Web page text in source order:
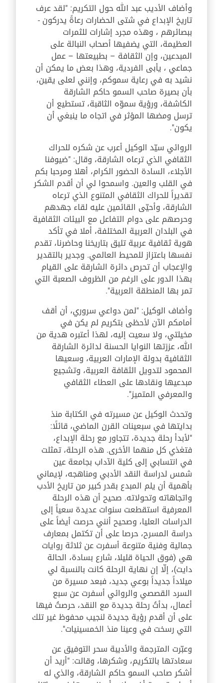
وأضاف الأديب عبد الله حول التكريم: "لقد عرف
تاريخ الإبداع في شتى الحضارات رعاةً يدركون -
ببصائرهم ، وهذه مجرد إشارات للثمرات
العظيمة، التي يضفيها أصحاب النبالة على
المبدعين، وإن الثقافة – بطبيعتها – عمل
جماعي ، يأبى الفردية، وهذا بعض ما يمكن أن
نشيد به في رعاية سموكم، وإنني لعلى يقين،
بأن بصيرة صاحب السمو حاكم الشارقة
الكاشفة، ورؤية سموّه الثاقبة، تستطيع أن
ترسل ومضها المؤثر في اتجاه ما ينبغي أن
يكون".
الروائي سيّد الوكيل أعرب عن شكره للحراك
الثقافي الذي ترعاه الشارقة، وقال: "ضيوفنا
الأجلاء، السادة الحضور الكرام، أهلا ومرحبا بكم
في القلب والعين. واسمحوا لي أن أقدم الشكر
تقديراً للحراك الثقافي المتنوع الذي ترعاه
الشارقة، وأحيّى القائمين عليه لقاء جهدهم
وحرصهم على دوام التفاعل مع البيئات الثقافية
في البلدان العربية المختلفة، أملا في تأكد
هوية ثقافية عربية تليق بتاريخنا وحاضرنا، تقدم
نفسها باعتزاز للمحيط العالمي. وجدير بالتقدير
والإعجاب أن تحرص دائرة الشارقة على القيام
بهذا الدور على الرغم من الظروف الصعبة التي
تمر بها المنطقة العربية".
وأضاف الوكيل: "لمن دواعي سروري، أن أقف
أمامكم الآن لأحظى بتكريم لم يكن في
مخيلتي، ولا سعيت إليه، لهذا أعتبره هدية من
الله، عززتها النوايا الحسنة لدائرة الشارقة
الثقافية بدولة الإمارات العربية، وسعيها
المحمود لتدويل الثقافة العربية، وتشجيع
مبدعيها ونقادها على العطاء الثقافي
والمعرفي المتميز".
وتحدث الوكيل عن مسيرته في الكتابة منذ
بدايتها في سبعينات القرن الماضي، قائلًا:
"لأبدأ رحلة جديدة، تتجاور مع رحلة الإبداع،
فتغذي كل منهما الأخرى. هذه الرحلة، تمثلت
في انتسابي إلى كلية الآداب بجامعة عين
شمس لدراسة النقد الأدبي ومناهجه، لإيماني
بأهمية أن يلم المبدع بقدر كبير من تاريخ الأدب
واتجاهاته وتحولاته. صحيح أن هذه الرحلة
المعرفية استقطعت سنوات عديدة سعياً إلى
الدراسات العليا، وصحيح أنني حرصت أيضاً على
دراسة المسرح، حرصا على أن تكتمل بمعارف
جمالية وفنية متنوعة أسفرت عن ثلاثة روايات
هي (فوق الحياة قليلا، شارع بسادة، الحالة
دايت)، إلّا إن نهاية الرحلة كانت بالنسبة لي
ميلاداً جديداً بوعي جديد، فبعد مسيرة من
السرد القصصي والروائي أسفرت عن سبع
أعمال، بدأتُ رحلة جديدة مع النقد، حرصتُ فيها
على أن أقدم رؤية جديدة لنجيب محفوظ غير تلك
التي رسخت في وعينا منذ الخمسينيات".
وعبّرت المترجمة والأديبة سحر التوفيق عن
سعادتها بالتكريم، وشكرها، وقالت: "أريد أن
أشكر صاحب السمو حاكم الشارقة، والذي له